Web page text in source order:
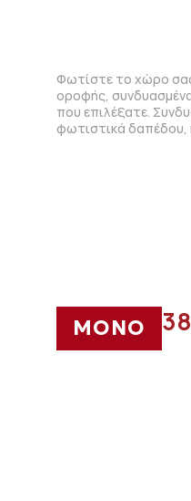
Φωτίστε το χώρο
οροφής,
που επιλέξατε.
φωτιστικά δαπέδου,
ΜΟΝΟ